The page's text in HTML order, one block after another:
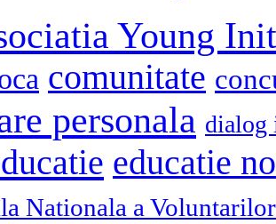
Young
comunitate
personala dialog
educatie
Nationala a Voluntarilor